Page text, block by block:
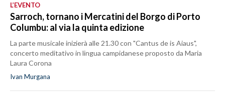
L’EVENTO
Sarroch, tornano i Mercatini del Borgo di Porto
Columbu: al via la quinta edizione
La parte musicale inizierà alle 21.30 con "Cantus de is Aiaus",
concerto meditativo in lingua campidanese proposto da Maria
Laura Corona
Ivan Murgana